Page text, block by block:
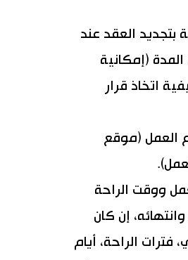
بتجديد العقد عند
(إمكانية
اتخاذ قرار
العمل (موقع
ووقت الراحة
إن كان
الراحة، أيام